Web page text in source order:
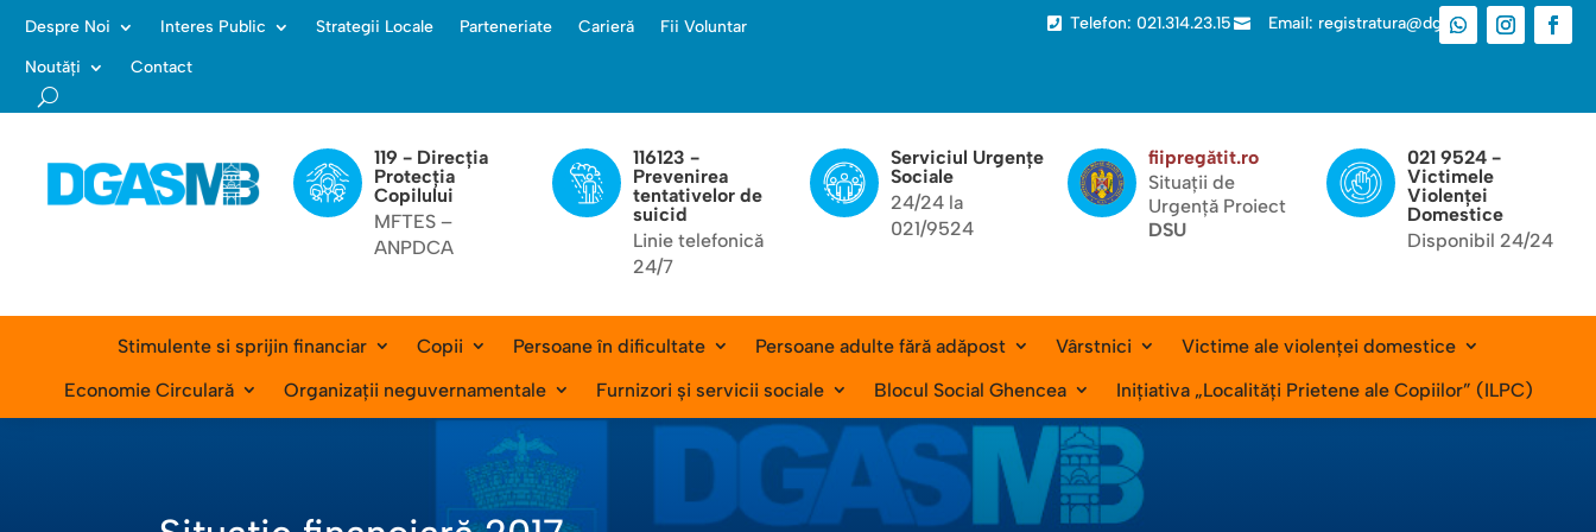
Despre Noi Interes Public Strategii Locale Parteneriate Carieră
Fii Voluntar
Noutăți
Contact
 Telefon: 021.314.23.15  Email: registratura@dgas.ro
119 - Direcția
Protecția
Copilului
MFTES –
ANPDCA
116123 -
Prevenirea
tentativelor de
suicid
Linie telefonică
24/7
Serviciul Urgențe
Sociale
24/24 la
021/9524
fiipregătit.ro
Situații de
Urgență Proiect
DSU
021 9524 -
Victimele
Violenței
Domestice
Disponibil 24/24
Stimulente si sprijin financiar Copii Persoane în dificultate Persoane adulte fără adăpost Vârstnici
Victime ale violenței domestice
Economie Circulară
Organizații neguvernamentale Furnizori și servicii sociale Blocul Social Ghencea Inițiativa „Localități Prietene ale Copiilor” (ILPC)